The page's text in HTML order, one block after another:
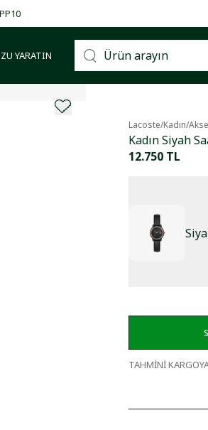
YARATIN
Lacoste/Kadın/
Kadın Siyah
12.750 TL
TAHMİNİ